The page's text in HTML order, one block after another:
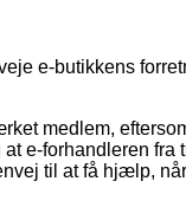
e-butikkens
medlem,
e-forhandleren fra
til at få hjælp,